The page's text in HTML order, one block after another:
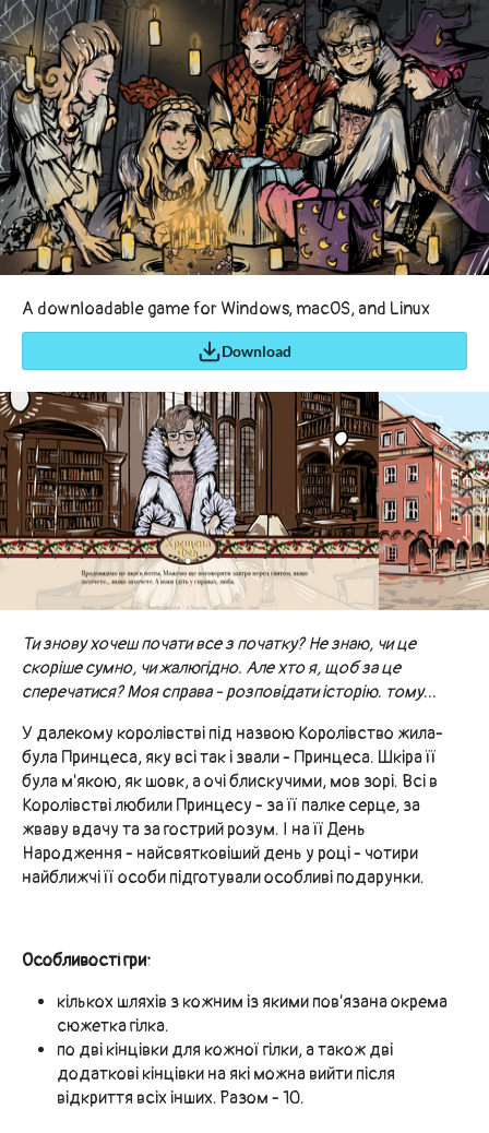
A downloadable game for Windows, macOS, and Linux
Download
Ти знову хочеш почати все з початку? Не знаю, чи це
скоріше сумно, чи жалюгідно. Але хто я, щоб за це
сперечатися? Моя справа - розповідати історію. тому...
У далекому королівстві під назвою Королівство жила-
була Принцеса, яку всі так і звали - Принцеса. Шкіра її
була м'якою, як шовк, а очі блискучими, мов зорі. Всі в
Королівстві любили Принцесу - за її палке серце, за
жваву вдачу та за гострий розум. І на її День
Народження - найсвятковіший день у році - чотири
найближчі її особи підготували особливі подарунки.
Особливості гри:
кількох шляхів з кожним із якими пов'язана окрема
сюжетка гілка.
по дві кінцівки для кожної гілки, а також дві
додаткові кінцівки на які можна вийти після
відкриття всіх інших. Разом - 10.